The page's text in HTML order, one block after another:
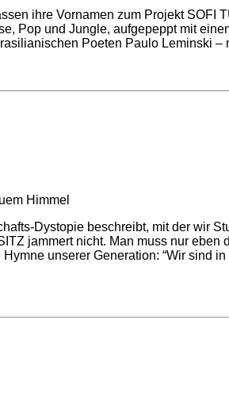
ihre Vornamen zum Projekt SOFI
Pop und Jungle, aufgepeppt mit
Poeten Paulo Leminski
Dystopie beschreibt, mit der wir
jammert nicht. Man muss nur
unserer Generation: “Wir sind